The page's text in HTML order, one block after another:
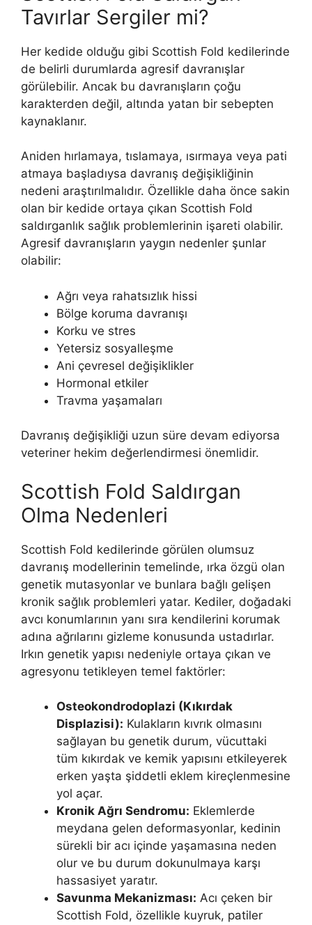
Tavırlar Sergiler mi?
Her kedide olduğu gibi Scottish Fold kedilerinde
de belirli durumlarda agresif davranışlar
görülebilir. Ancak bu davranışların çoğu
karakterden değil, altında yatan bir sebepten
kaynaklanır.
Aniden hırlamaya, tıslamaya, ısırmaya veya pati
atmaya başladıysa davranış değişikliğinin
nedeni araştırılmalıdır. Özellikle daha önce sakin
olan bir kedide ortaya çıkan Scottish Fold
saldırganlık sağlık problemlerinin işareti olabilir.
Agresif davranışların yaygın nedenler şunlar
olabilir:
Ağrı veya rahatsızlık hissi
Bölge koruma davranışı
Korku ve stres
Yetersiz sosyalleşme
Ani çevresel değişiklikler
Hormonal etkiler
Travma yaşamaları
Davranış değişikliği uzun süre devam ediyorsa
veteriner hekim değerlendirmesi önemlidir.
Scottish Fold Saldırgan
Olma Nedenleri
Scottish Fold kedilerinde görülen olumsuz
davranış modellerinin temelinde, ırka özgü olan
genetik mutasyonlar ve bunlara bağlı gelişen
kronik sağlık problemleri yatar. Kediler, doğadaki
avcı konumlarının yanı sıra kendilerini korumak
adına ağrılarını gizleme konusunda ustadırlar.
Irkın genetik yapısı nedeniyle ortaya çıkan ve
agresyonu tetikleyen temel faktörler:
Osteokondrodoplazi (Kıkırdak
Displazisi): Kulakların kıvrık olmasını
sağlayan bu genetik durum, vücuttaki
tüm kıkırdak ve kemik yapısını etkileyerek
erken yaşta şiddetli eklem kireçlenmesine
yol açar.
Kronik Ağrı Sendromu: Eklemlerde
meydana gelen deformasyonlar, kedinin
sürekli bir acı içinde yaşamasına neden
olur ve bu durum dokunulmaya karşı
hassasiyet yaratır.
Savunma Mekanizması: Acı çeken bir
Scottish Fold, özellikle kuyruk, patiler